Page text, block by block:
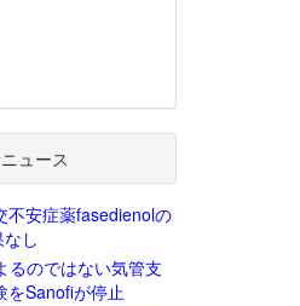
ュース
不安症薬fasedienolの
し
るのではない気管支
をSanofiが停止